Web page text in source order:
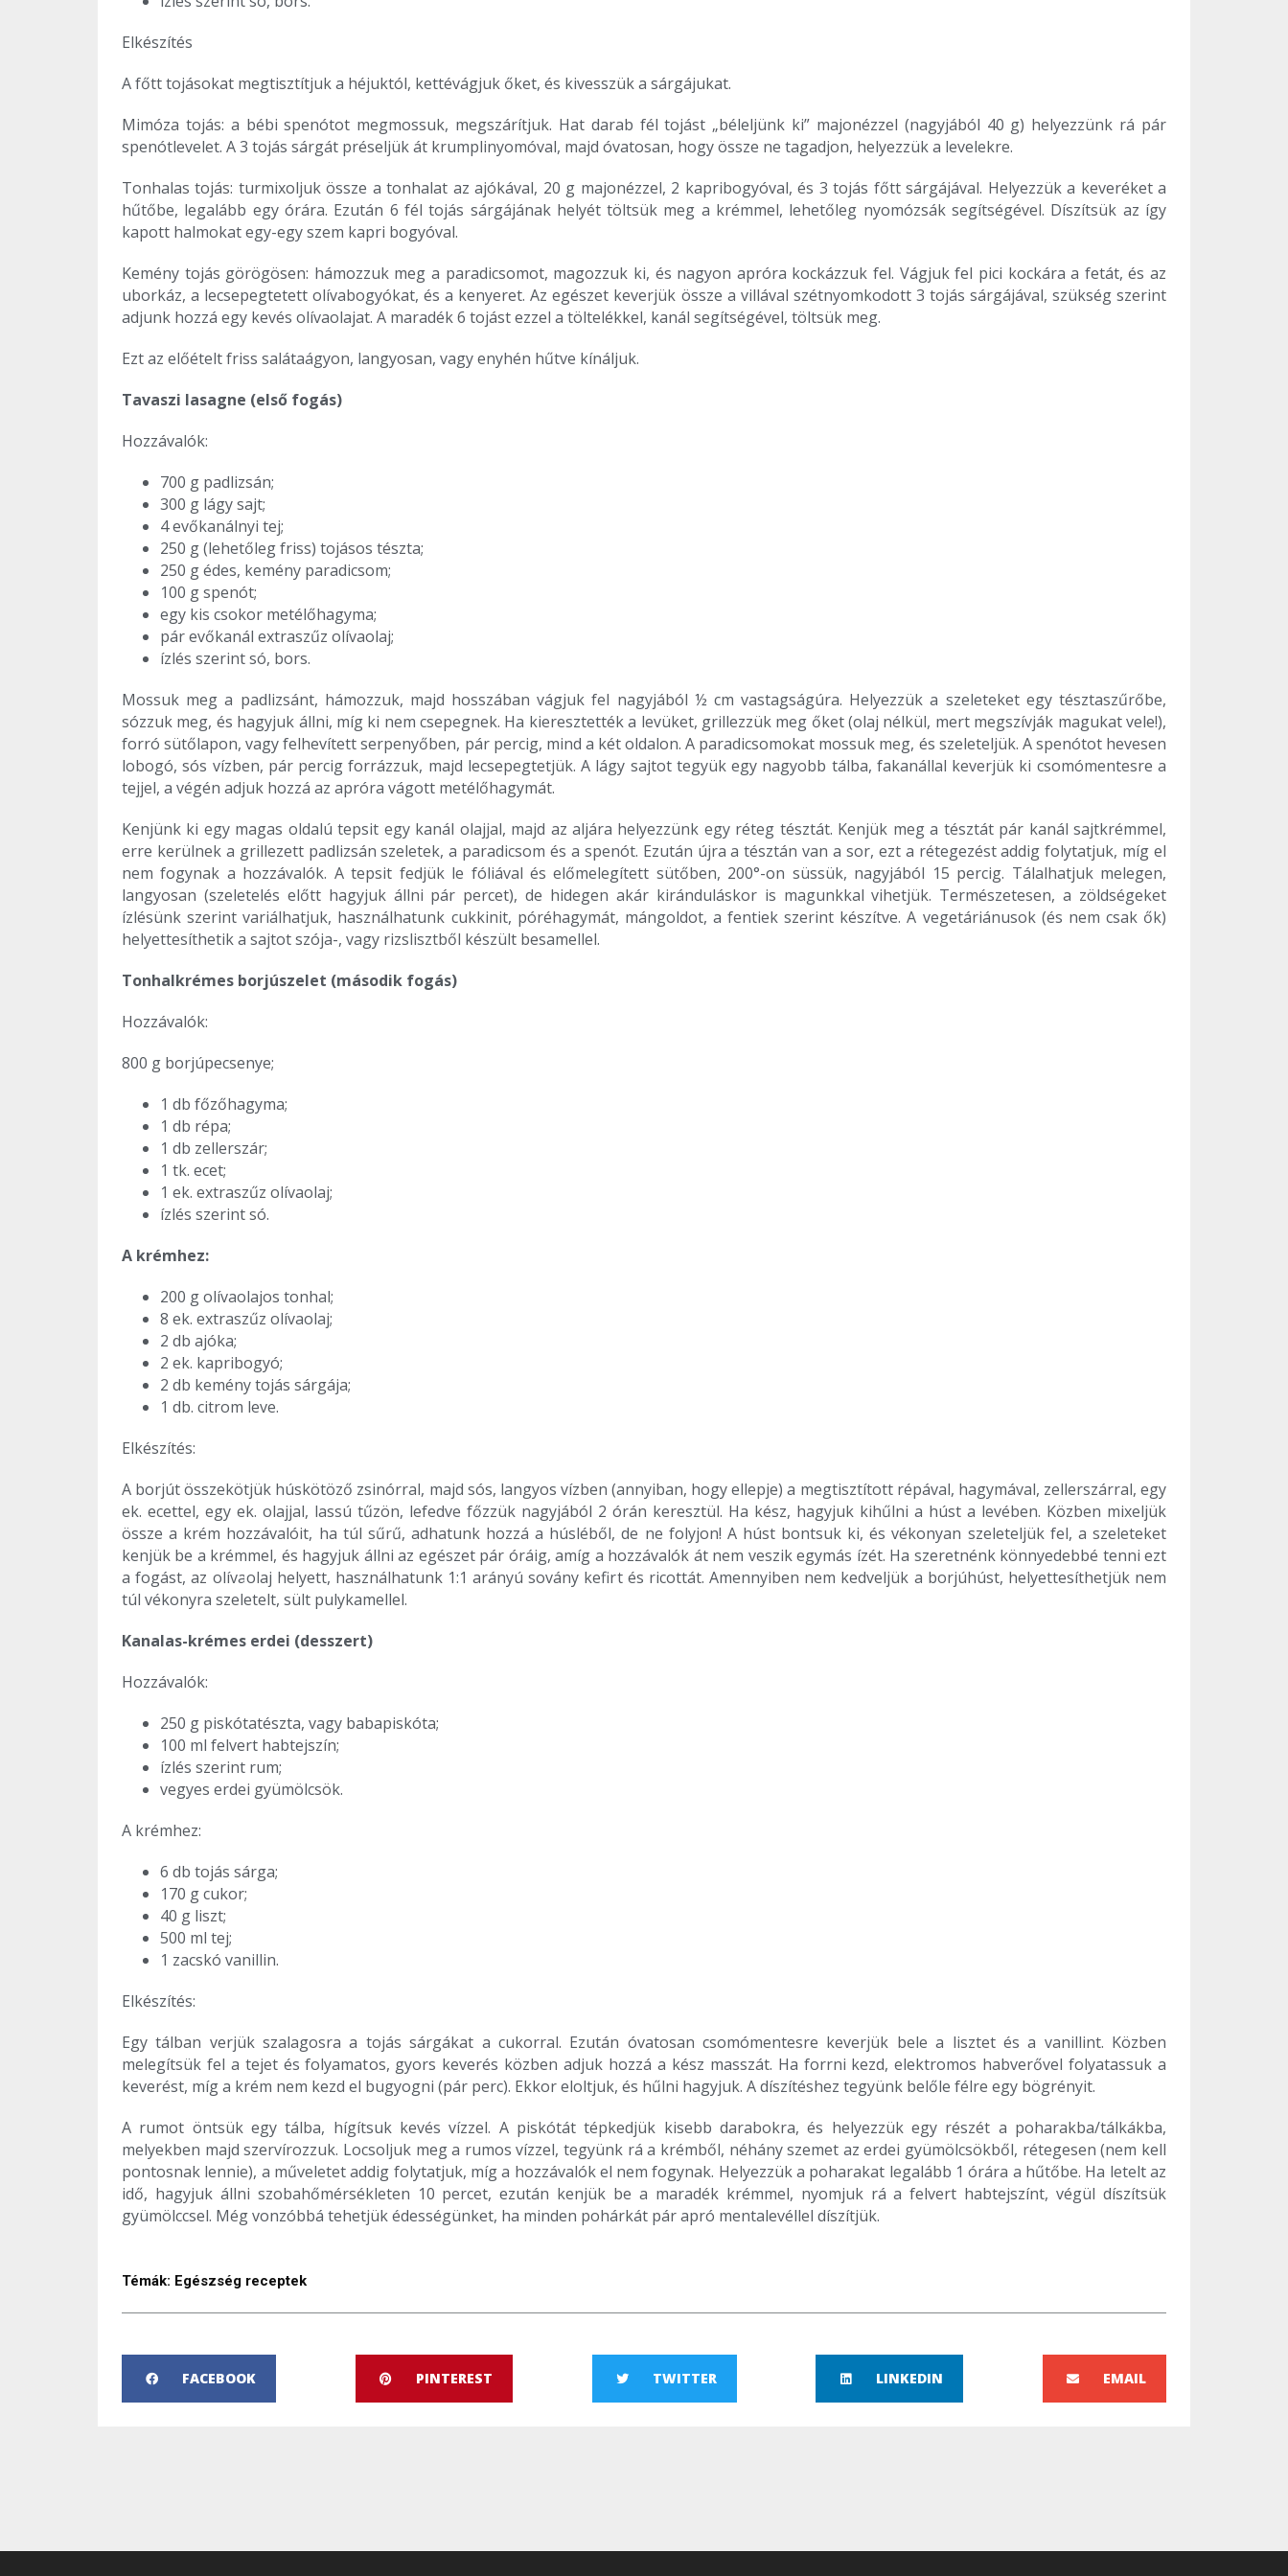
Elkészítés
A főtt tojásokat megtisztítjuk a héjuktól, kettévágjuk őket, és kivesszük a sárgájukat.
Mimóza tojás: a bébi spenótot megmossuk, megszárítjuk. Hat darab fél tojást „béleljünk ki” majonézzel (nagyjából 40 g) helyezzünk rá pár
spenótlevelet. A 3 tojás sárgát préseljük át krumplinyomóval, majd óvatosan, hogy össze ne tagadjon, helyezzük a levelekre.
Tonhalas tojás: turmixoljuk össze a tonhalat az ajókával, 20 g majonézzel, 2 kapribogyóval, és 3 tojás főtt sárgájával. Helyezzük a keveréket a
hűtőbe, legalább egy órára. Ezután 6 fél tojás sárgájának helyét töltsük meg a krémmel, lehetőleg nyomózsák segítségével. Díszítsük az így
kapott halmokat egy-egy szem kapri bogyóval.
Kemény tojás görögösen: hámozzuk meg a paradicsomot, magozzuk ki, és nagyon apróra kockázzuk fel. Vágjuk fel pici kockára a fetát, és az
uborkáz, a lecsepegtetett olívabogyókat, és a kenyeret. Az egészet keverjük össze a villával szétnyomkodott 3 tojás sárgájával, szükség szerint
adjunk hozzá egy kevés olívaolajat. A maradék 6 tojást ezzel a töltelékkel, kanál segítségével, töltsük meg.
Ezt az előételt friss salátaágyon, langyosan, vagy enyhén hűtve kínáljuk.
Tavaszi lasagne (első fogás)
Hozzávalók:
700 g padlizsán;
300 g lágy sajt;
4 evőkanálnyi tej;
250 g (lehetőleg friss) tojásos tészta;
250 g édes, kemény paradicsom;
100 g spenót;
egy kis csokor metélőhagyma;
pár evőkanál extraszűz olívaolaj;
ízlés szerint só, bors.
Mossuk meg a padlizsánt, hámozzuk, majd hosszában vágjuk fel nagyjából ½ cm vastagságúra. Helyezzük a szeleteket egy tésztaszűrőbe,
sózzuk meg, és hagyjuk állni, míg ki nem csepegnek. Ha kieresztették a levüket, grillezzük meg őket (olaj nélkül, mert megszívják magukat vele!),
forró sütőlapon, vagy felhevített serpenyőben, pár percig, mind a két oldalon. A paradicsomokat mossuk meg, és szeleteljük. A spenótot hevesen
lobogó, sós vízben, pár percig forrázzuk, majd lecsepegtetjük. A lágy sajtot tegyük egy nagyobb tálba, fakanállal keverjük ki csomómentesre a
tejjel, a végén adjuk hozzá az apróra vágott metélőhagymát.
Kenjünk ki egy magas oldalú tepsit egy kanál olajjal, majd az aljára helyezzünk egy réteg tésztát. Kenjük meg a tésztát pár kanál sajtkrémmel,
erre kerülnek a grillezett padlizsán szeletek, a paradicsom és a spenót. Ezután újra a tésztán van a sor, ezt a rétegezést addig folytatjuk, míg el
nem fogynak a hozzávalók. A tepsit fedjük le fóliával és előmelegített sütőben, 200°-on süssük, nagyjából 15 percig. Tálalhatjuk melegen,
langyosan (szeletelés előtt hagyjuk állni pár percet), de hidegen akár kiránduláskor is magunkkal vihetjük. Természetesen, a zöldségeket
ízlésünk szerint variálhatjuk, használhatunk cukkinit, póréhagymát, mángoldot, a fentiek szerint készítve. A vegetáriánusok (és nem csak ők)
helyettesíthetik a sajtot szója-, vagy rizslisztből készült besamellel.
Tonhalkrémes borjúszelet (második fogás)
Hozzávalók:
800 g borjúpecsenye;
1 db főzőhagyma;
1 db répa;
1 db zellerszár;
1 tk. ecet;
1 ek. extraszűz olívaolaj;
ízlés szerint só.
A krémhez:
200 g olívaolajos tonhal;
8 ek. extraszűz olívaolaj;
2 db ajóka;
2 ek. kapribogyó;
2 db kemény tojás sárgája;
1 db. citrom leve.
Elkészítés:
A borjút összekötjük húskötöző zsinórral, majd sós, langyos vízben (annyiban, hogy ellepje) a megtisztított répával, hagymával, zellerszárral, egy
ek. ecettel, egy ek. olajjal, lassú tűzön, lefedve főzzük nagyjából 2 órán keresztül. Ha kész, hagyjuk kihűlni a húst a levében. Közben mixeljük
össze a krém hozzávalóit, ha túl sűrű, adhatunk hozzá a húsléből, de ne folyjon! A húst bontsuk ki, és vékonyan szeleteljük fel, a szeleteket
kenjük be a krémmel, és hagyjuk állni az egészet pár óráig, amíg a hozzávalók át nem veszik egymás ízét. Ha szeretnénk könnyedebbé tenni ezt
a fogást, az olívaolaj helyett, használhatunk 1:1 arányú sovány kefirt és ricottát. Amennyiben nem kedveljük a borjúhúst, helyettesíthetjük nem
túl vékonyra szeletelt, sült pulykamellel.
Kanalas-krémes erdei (desszert)
Hozzávalók:
250 g piskótatészta, vagy babapiskóta;
100 ml felvert habtejszín;
ízlés szerint rum;
vegyes erdei gyümölcsök.
A krémhez:
6 db tojás sárga;
170 g cukor;
40 g liszt;
500 ml tej;
1 zacskó vanillin.
Elkészítés:
Egy tálban verjük szalagosra a tojás sárgákat a cukorral. Ezután óvatosan csomómentesre keverjük bele a lisztet és a vanillint. Közben
melegítsük fel a tejet és folyamatos, gyors keverés közben adjuk hozzá a kész masszát. Ha forrni kezd, elektromos habverővel folyatassuk a
keverést, míg a krém nem kezd el bugyogni (pár perc). Ekkor eloltjuk, és hűlni hagyjuk. A díszítéshez tegyünk belőle félre egy bögrényit.
A rumot öntsük egy tálba, hígítsuk kevés vízzel. A piskótát tépkedjük kisebb darabokra, és helyezzük egy részét a poharakba/tálkákba,
melyekben majd szervírozzuk. Locsoljuk meg a rumos vízzel, tegyünk rá a krémből, néhány szemet az erdei gyümölcsökből, rétegesen (nem kell
pontosnak lennie), a műveletet addig folytatjuk, míg a hozzávalók el nem fogynak. Helyezzük a poharakat legalább 1 órára a hűtőbe. Ha letelt az
idő, hagyjuk állni szobahőmérsékleten 10 percet, ezután kenjük be a maradék krémmel, nyomjuk rá a felvert habtejszínt, végül díszítsük
gyümölccsel. Még vonzóbbá tehetjük édességünket, ha minden pohárkát pár apró mentalevéllel díszítjük.
Témák: Egészség receptek
FACEBOOK PINTEREST TWITTER LINKEDIN EMAIL